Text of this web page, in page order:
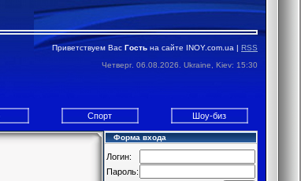
Приветствуем Вас Гость на сайте INOY.com.ua | RSS
Четверг. 06.08.2026. Ukraine, Kiev: 15:30
Спорт Шоу-биз
Форма входа
Логин:
Пароль: